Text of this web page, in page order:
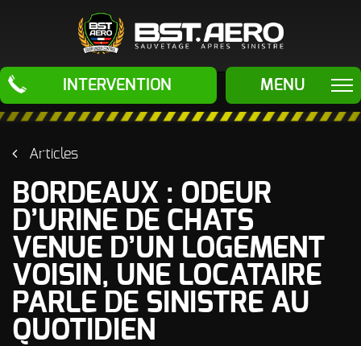
INTERVENTION MENU
ÉLIMINATION
- Mazout -
Gasoil et
autres
Hydrocarbures
Odeur d'Urine
de chats (pipi
de chats)
Odeur de
Cadavre
NUISIBLES
Traitement
Anti-Rongeurs
Traitement
Anti-Insectes
SAUVETAGES
APRÈSSINISTRES
LE PROCEDE
Articles
BORDEAUX : ODEUR
D’URINE DE CHATS
VENUE D’UN LOGEMENT
VOISIN, UNE LOCATAIRE
PARLE DE SINISTRE AU
QUOTIDIEN